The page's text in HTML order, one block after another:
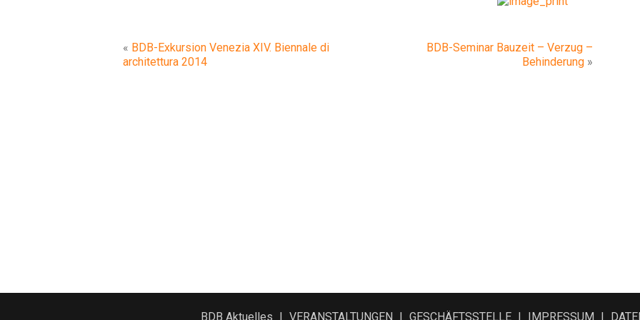
« BDB-Exkursion Venezia XIV. Biennale di
architettura 2014
BDB-Seminar Bauzeit – Verzug –
Behinderung »
BDB Aktuelles VERANSTALTUNGEN GESCHÄFTSSTELLE IMPRESSUM